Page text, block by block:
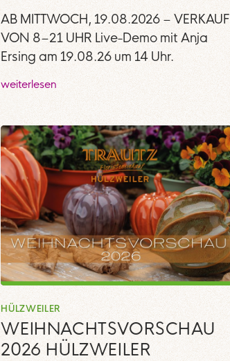
AB MITTWOCH, 19.08.2026 – VERKAUF
VON 8–21 UHR Live-Demo mit Anja
Ersing am 19.08.26 um 14 Uhr.
weiterlesen
HÜLZWEILER
WEIHNACHTSVORSCHAU
2026 HÜLZWEILER